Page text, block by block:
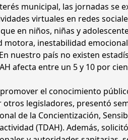
municipal, las jornadas se
virtuales en redes
en niños, niñas y
motora, inestabilidad
nuestro país no existen
afecta entre un 5 y 10 por
el conocimiento
legisladores, presentó
de la Concientización,
(TDAH). Además,